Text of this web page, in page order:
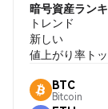
暗号資産ラン
トレンド
新しい
値上がり率ト
BTC
Bitcoin